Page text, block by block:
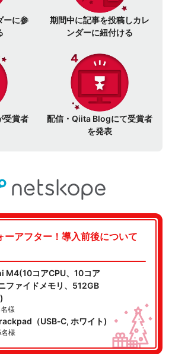
ーに参
期間中に記事を投稿しカレ
ンダーに紐付ける
受賞者
配信・Qiita Blogにて受賞者
を発表
アフター！導入前後について
M4(10コアCPU、10コア
ファイドメモリ、512GB
様
（USB‑C, ホワイト)
様